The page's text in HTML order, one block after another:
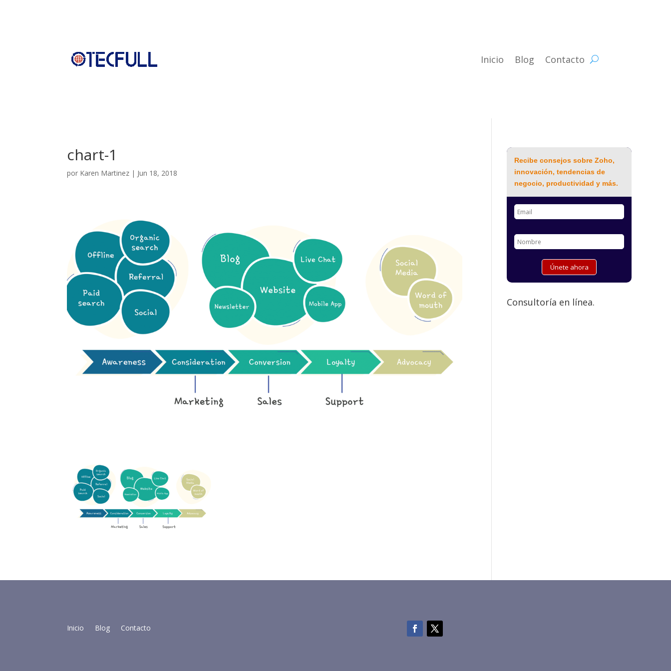
Inicio Blog Contacto
chart-1
por Karen Martinez | Jun 18, 2018
Recibe consejos sobre Zoho,
innovación, tendencias de
negocio, productividad y más.
Consultoría en línea.
Inicio Blog Contacto